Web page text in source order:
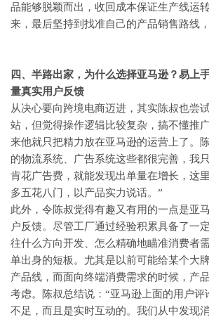
品能够脱颖而出，收回成本保证生产线运
来，最后坚持到找准自己的产品销售路线，
四、半路出家，为什么选择亚马逊？易上
量真实用户反馈
从决心要向跨境电商迈进，其实陈叔也尝
站，但觉得操作逻辑比较复杂，搞不懂推
来他就只把精力放在亚马逊的运营上了。
的物流系统、广告系统这些都很完善，我
肯花广告费，就能发现出单量在增长，这
多五花八门，以产品实力说话。”
此外，令陈叔觉得有趣又有用的一点是亚
户反馈。尽管工厂通过经验积累具备了一
往什么方向开发、怎么精确地瞄准消费者
单出身的短板。尤其是以前可能给某个大
产品线，而面向终端消费需求的时候，产
考虑。陈叔总结说：“亚马逊上面的用户
不足，而且是实时互动的。我们从中发现